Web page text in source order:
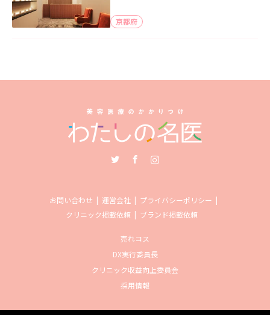
京都府
お問い合わせ 運営会社
プライバシーポリシー
クリニック掲載依頼
ブランド掲載依頼
売れコス
DX実行委員長
クリニック収益向上委員会
採用情報